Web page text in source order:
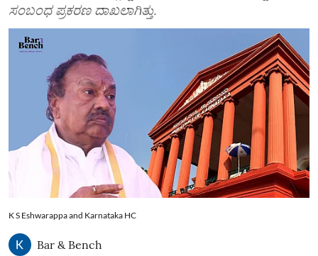
ಸಂಬಂಧ ಪ್ರಕರಣ ದಾಖಲಾಗಿತ್ತು.
K S Eshwarappa and Karnataka HC
Bar & Bench